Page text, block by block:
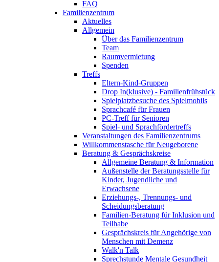
FAQ
Familienzentrum
Aktuelles
Allgemein
Über das Familienzentrum
Team
Raumvermietung
Spenden
Treffs
Eltern-Kind-Gruppen
Drop In(klusive) - Familienfrühstück
Spielplatzbesuche des Spielmobils
Sprachcafé für Frauen
PC-Treff für Senioren
Spiel- und Sprachfördertreffs
Veranstaltungen des Familienzentrums
Willkommenstasche für Neugeborene
Beratung & Gesprächskreise
Allgemeine Beratung & Information
Außenstelle der Beratungsstelle für
Kinder, Jugendliche und
Erwachsene
Erziehungs-, Trennungs- und
Scheidungsberatung
Familien-Beratung für Inklusion und
Teilhabe
Gesprächskreis für Angehörige von
Menschen mit Demenz
Walk'n Talk
Sprechstunde Mentale Gesundheit